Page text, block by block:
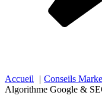
Accueil
Conseils
Algorithme Google &